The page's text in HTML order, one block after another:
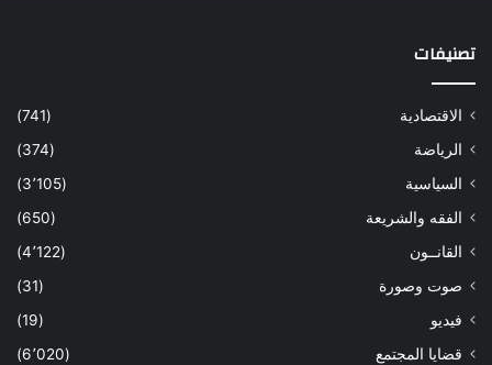
تصنيفات
الاقتصادية
(741)
الرياضة
(374)
السياسية
(3٬105)
الفقه والشريعة
(650)
القانــون
(4٬122)
صوت وصورة
(31)
فيديو
(19)
قضايا المجتمع
(6٬020)